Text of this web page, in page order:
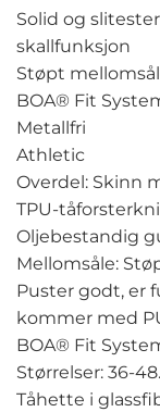
Solid og
skallfunksjon
Støpt
BOA® Fit
Metallfri
Athletic
Overdel: Skinn
TPU-
Oljebestandig
Mellomsåle:
Puster godt, er
kommer med
BOA® Fit
Størrelser: 36-
Tåhette i